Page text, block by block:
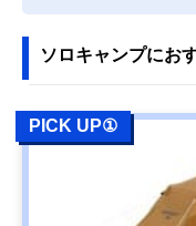
ソロキャンプにお
PICK UP①